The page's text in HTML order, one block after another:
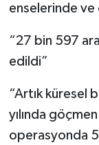
enselerinde ve
“27 bin 597
edildi”
“Artık küresel
yılında
operasyonda